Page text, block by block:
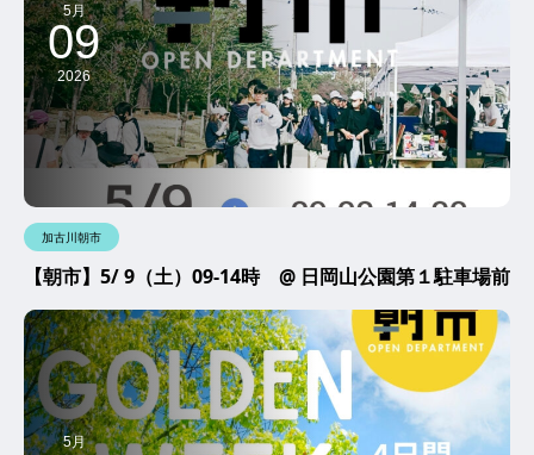
5月
09
2026
加古川朝市
【朝市】5/ 9（土）09-14時 @ 日岡山公園第１駐車場前
5月